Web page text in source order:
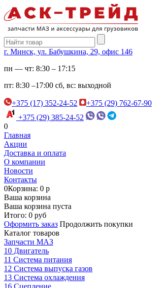
г. Минск, ул. Бабушкина, 29, офис 146
пн — чт: 8:30 – 17:15
пт: 8:30 –17:00 сб, вс: выходной
+375 (17) 352-24-52
+375 (29) 762-67-90
+375 (29) 385-24-52
0
Главная
Акции
Доставка и оплата
О компании
Новости
Контакты
0Корзина: 0 р
Ваша корзина
Ваша корзина пуста
Итого: 0 руб
Оформить заказ Продолжить покупки
Каталог товаров
Запчасти МАЗ
10 Двигатель
11 Система питания
12 Система выпуска газов
13 Система охлаждения